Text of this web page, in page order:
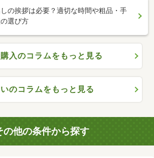
の挨拶は必要？適切な時間や粗品・手
選び方
入のコラムをもっと見る
のコラムをもっと見る
の他の条件から探す